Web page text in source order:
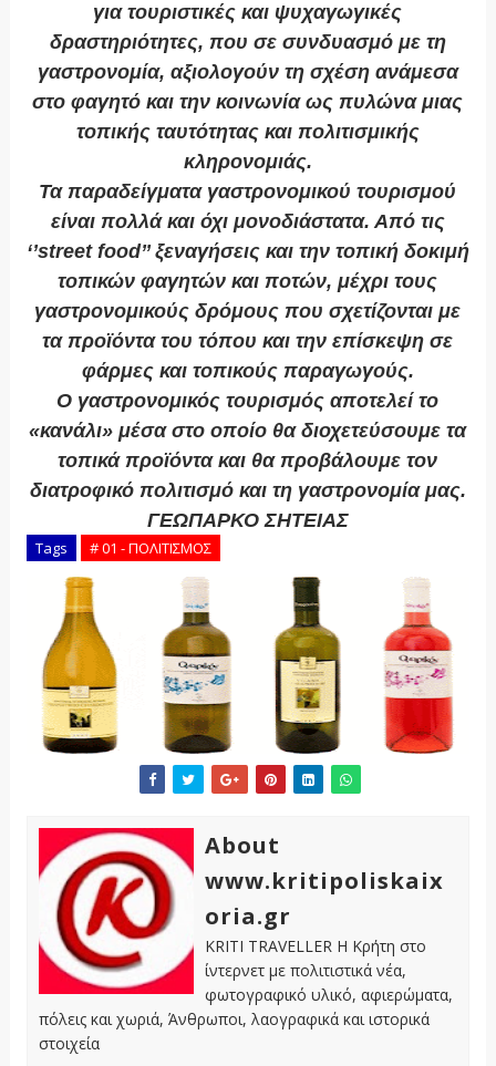
για τουριστικές και ψυχαγωγικές
δραστηριότητες, που σε συνδυασμό με τη
γαστρονομία, αξιολογούν τη σχέση ανάμεσα
στο φαγητό και την κοινωνία ως πυλώνα μιας
τοπικής ταυτότητας και πολιτισμικής
κληρονομιάς.
Τα παραδείγματα γαστρονομικού τουρισμού
είναι πολλά και όχι μονοδιάστατα. Από τις
‘’street food’’ ξεναγήσεις και την τοπική δοκιμή
τοπικών φαγητών και ποτών, μέχρι τους
γαστρονομικούς δρόμους που σχετίζονται με
τα προϊόντα του τόπου και την επίσκεψη σε
φάρμες και τοπικούς παραγωγούς.
Ο γαστρονομικός τουρισμός αποτελεί το
«κανάλι» μέσα στο οποίο θα διοχετεύσουμε τα
τοπικά προϊόντα και θα προβάλουμε τον
διατροφικό πολιτισμό και τη γαστρονομία μας.
ΓΕΩΠΑΡΚΟ ΣΗΤΕΙΑΣ
Tags # 01 - ΠΟΛΙΤΙΣΜΟΣ
About
www.kritipoliskaix
oria.gr
KRITI TRAVELLER Η Κρήτη στο
ίντερνετ με πολιτιστικά νέα,
φωτογραφικό υλικό, αφιερώματα,
πόλεις και χωριά, Άνθρωποι, λαογραφικά και ιστορικά
στοιχεία